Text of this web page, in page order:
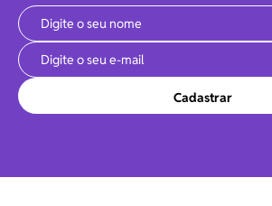
Cadastrar